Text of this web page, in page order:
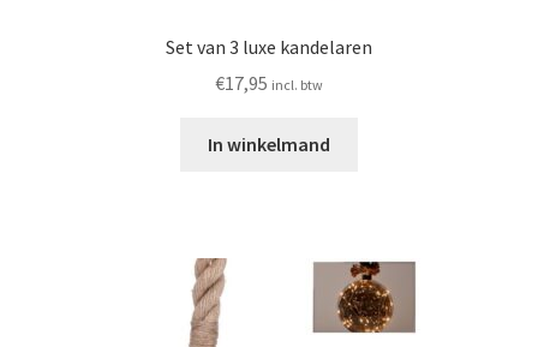
Set van 3 luxe kandelaren
€17,95 incl. btw
In winkelmand